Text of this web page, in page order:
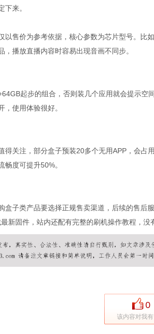
下来。
以售价为参考依据，核心参数为芯片型号。比
，播放直播内容时容易出现音画不同步。
起步的组合，否则装几个应用就会提示空
，使用体验很好。
得关注，部分盒子预装20多个无用APP ，会占
畅度可提升50%。
盒子类产品要选择正规售卖渠道，后续的售后
新固件，站内还配有完整的刷机操作教程，
0
该内容对我